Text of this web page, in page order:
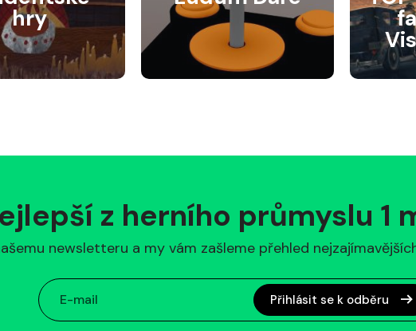
hry
z herního průmyslu 1
newsletteru a my vám zašleme přehled
Přihlásit se k odběru